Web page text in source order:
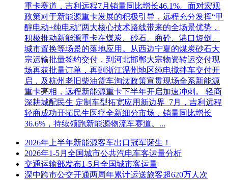
重卡赛道，吉利远程7月销量同比增长46.1%。面对宏观
政策对于新能源重卡发展的积极引导，远程充分发挥“甲
醇电动+纯电动”两大核心技术路线带来的全场景优势，
积极推动新能源重卡在煤炭、砂石、商砼、港口短倒、
城市置换等场景的落地应用。从西边宁夏的煤炭砂石大
宗运输批量签约交付，到河北邯郸大宗物资转运交付现
场再获批量订单，再到浙江温州地区纯电搅拌车交付开
启，及杭州老旧柴油货车淘汰政策宣贯现场全系新能源
重卡亮相，远程新能源重卡下半年开启加速冲刺。 轻商
深耕城配民生 定制车型拓宽应用新边界 7月，吉利远程
轻商成功开拓民生医疗全新细分市场，销量同比增长
36.6%，持续领跑新能源物流车赛道。...
2026年上半年新能源客车出口冠军诞生！
2026年1-5月全国城市公共汽电车客运量分析
交通运输部发布1-5月全国城市客运量
深中跨市公交开通两周年累计运送旅客超620万人次